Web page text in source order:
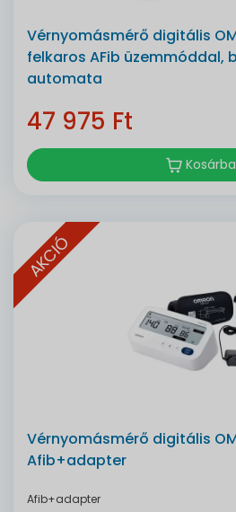
Vérnyomásmérő digitális
felkaros AFib üzemmóddal,
automata
47 975 Ft
Kosárba
AKCIÓ
Vérnyomásmérő digitális
Afib+adapter
Afib+adapter